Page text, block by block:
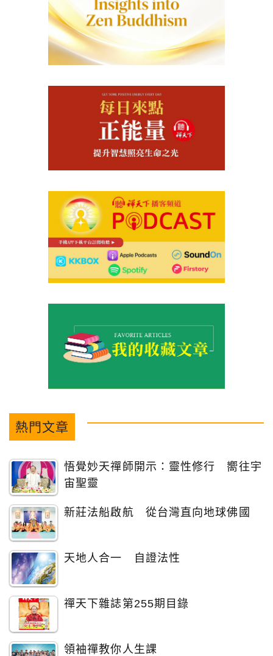
熱門文章
悟覺妙天禪師開示：靈性修行 嚮往宇
宙聖靈
新莊法船啟航 從台灣直向地球佛國
天地人合一 自證法性
禪天下雜誌第255期目錄
領袖禪教你人生課